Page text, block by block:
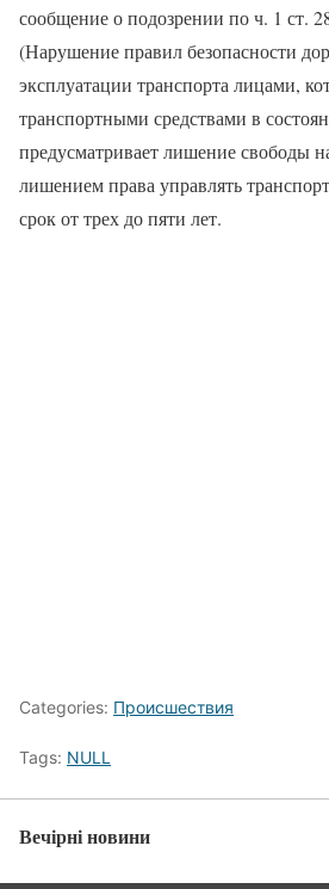
сообщение о подозрении по ч. 1 ст.
(Нарушение правил безопасности
эксплуатации транспорта лицами,
транспортными средствами в
предусматривает лишение свободы
лишением права управлять
срок от трех до пяти лет.
Categories: Происшествия
Tags: NULL
Вечірні новини